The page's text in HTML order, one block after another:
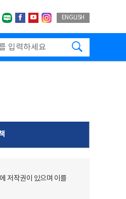
네이버블로그
페이스북
유투브인스타그랩
ENGLISH
저작권이 있으며 이를